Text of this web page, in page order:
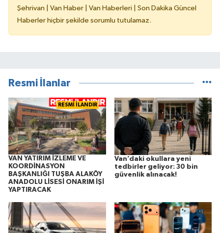
Şehrivan | Van Haber | Van Haberleri | Son Dakika Güncel
Haberler hiçbir şekilde sorumlu tutulamaz.
Resmi İlanlar
RESMİ İLANDIR
VAN YATIRIM İZLEME VE
KOORDİNASYON
BAŞKANLIĞI TUŞBA ALAKÖY
ANADOLU LİSESİ ONARIM İŞİ
YAPTIRACAK
Van’daki okullara yeni
tedbirler geliyor: 30 bin
güvenlik alınacak!